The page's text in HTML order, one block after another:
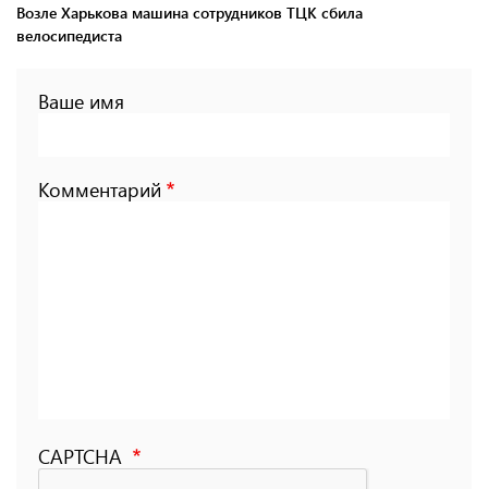
Возле Харькова машина сотрудников ТЦК сбила
велосипедиста
Ваше имя
Комментарий
CAPTCHA